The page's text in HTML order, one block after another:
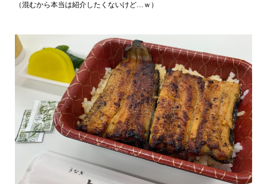
（混むから本当は紹介したくないけど…ｗ）